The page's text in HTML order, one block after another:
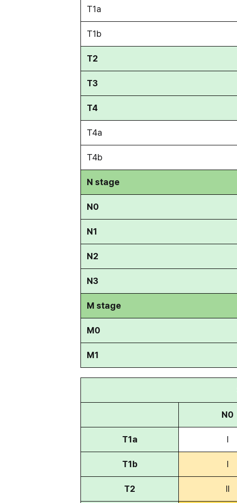
T1a
T1b
T2
T3
T4
T4a
T4b
N stage
N0
N1
N2
N3
M stage
M0
M1
N0
T1a I
T1b I
T2 II